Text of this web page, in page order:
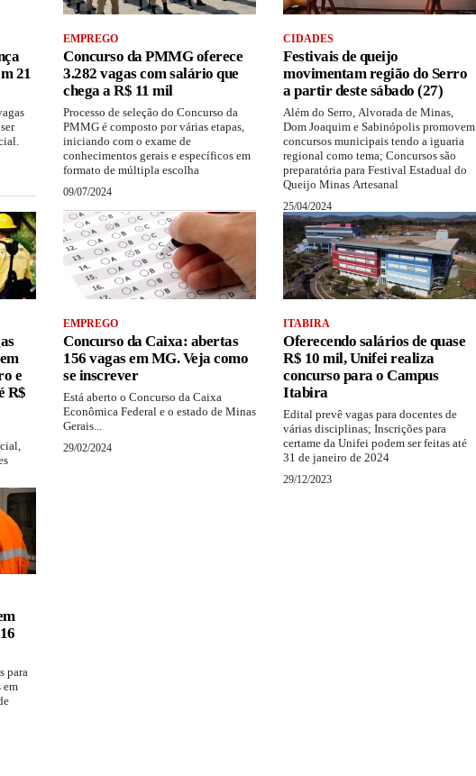
21
EMPREGO
Concurso da PMMG oferece
3.282 vagas com salário que
chega a R$ 11 mil
Processo de seleção do Concurso da
PMMG é composto por várias etapas,
iniciando com o exame de
conhecimentos gerais e específicos em
formato de múltipla escolha
09/07/2024
CIDADES
Festivais de queijo
movimentam região do Serro
a partir deste sábado (27)
Além do Serro, Alvorada de Minas,
Dom Joaquim e Sabinópolis promovem
concursos municipais tendo a iguaria
regional como tema; Concursos são
preparatória para Festival Estadual do
Queijo Minas Artesanal
25/04/2024
e
R$
EMPREGO
Concurso da Caixa: abertas
156 vagas em MG. Veja como
se inscrever
Está aberto o Concurso da Caixa
Econômica Federal e o estado de Minas
Gerais...
29/02/2024
ITABIRA
Oferecendo salários de quase
R$ 10 mil, Unifei realiza
concurso para o Campus
Itabira
Edital prevê vagas para docentes de
várias disciplinas; Inscrições para
certame da Unifei podem ser feitas até
31 de janeiro de 2024
29/12/2023
para
em